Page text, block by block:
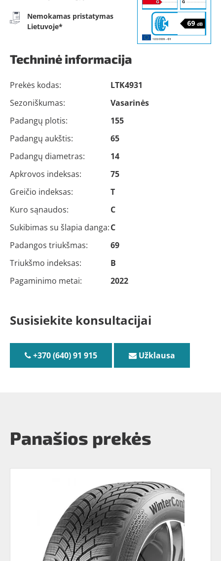
Nemokamas pristatymas
Lietuvoje*
Techninė informacija
Prekės kodas:
LTK4931
Sezoniškumas:
Vasarinės
Padangų plotis:
155
Padangų aukštis:
65
Padangų diametras:
14
Apkrovos indeksas:
75
Greičio indeksas:
T
Kuro sąnaudos:
C
Sukibimas su šlapia danga:C
Padangos triukšmas:
69
Triukšmo indeksas:
B
Pagaminimo metai:
2022
Susisiekite konsultacijai
+370 (640) 91 915 Užklausa
Panašios prekės